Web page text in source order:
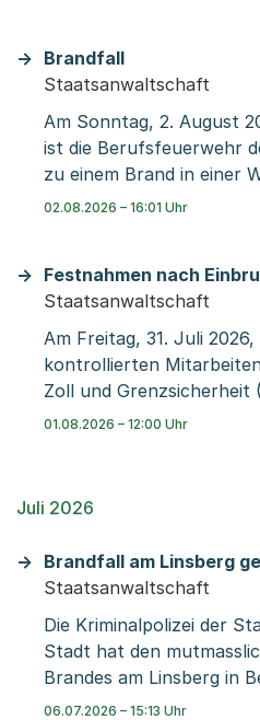
Brandfall
Staatsanwaltschaft
Am Sonntag, 2. August
ist die Berufsfeuerwehr
zu einem Brand in einer
Geschäftsliegenschaft
durch die Sanität der
medizinisch abgeklärt
02.08.2026 – 16:01 Uhr
Festnahmen nach
Staatsanwaltschaft
Am Freitag, 31. Juli
kontrollierten
Zoll und Grenzsicherheit
einem Personenwagen.
Einbruchdiebstahl an der
wurden im Auftrag der
Stadt festgenommen.
01.08.2026 – 12:00 Uhr
Juli 2026
Brandfall am Linsberg
Staatsanwaltschaft
Die Kriminalpolizei der
Stadt hat den
Brandes am Linsberg in
identifiziert. Der Brand
06.07.2026 – 15:13 Uhr